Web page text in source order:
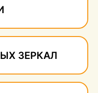
ЗЕРКАЛ